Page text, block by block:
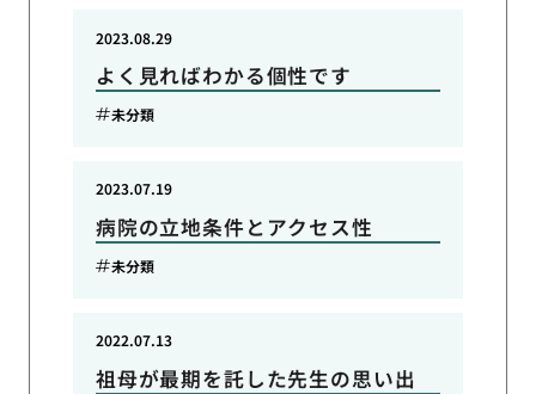
よく見ればわかる個性です
2023.08.29
未分類
病院の立地条件とアクセス性
2023.07.19
未分類
祖母が最期を託した先生の思い出
2022.07.13